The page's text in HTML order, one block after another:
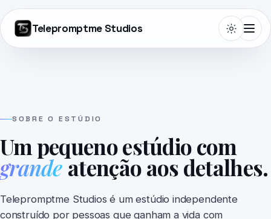
Telepromptme Studios
Autoprompt
SOBRE O ESTÚDIO
Um pequeno estúdio com
grande atenção aos detalhes.
Telepromptme Studios é um estúdio independente
construído por pessoas que ganham a vida com